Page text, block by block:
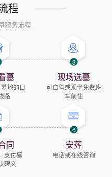
程
服务流程
墓
地的日
路
3
现场选墓
可自驾或乘坐免费班
车前往
同
支付墓
碑文
6
安葬
电话或在线咨询